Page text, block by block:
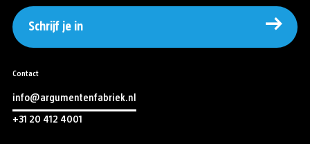
Schrijf je in
Contact
info@argumentenfabriek.nl
+31 20 412 4001